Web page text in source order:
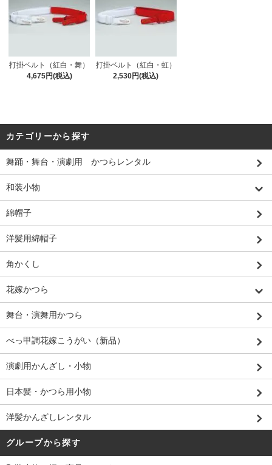
打掛ベルト（紅白・舞）
4,675円(税込)
打掛ベルト（紅白・虹）
2,530円(税込)
カテゴリーから探す
舞踊・舞台・演劇用 かつらレンタル
和装小物
綿帽子
洋髪用綿帽子
角かくし
花嫁かつら
舞台・演舞用かつら
べっ甲調花嫁こうがい（新品）
演劇用かんざし・小物
日本髪・かつら用小物
洋髪かんざしレンタル
グループから探す